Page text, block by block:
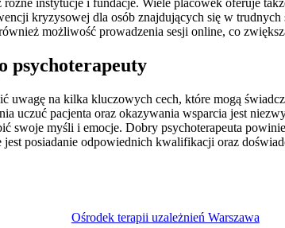
instytucje i fundacje. Wiele placówek oferuje
kryzysowej dla osób znajdujących się w
możliwość prowadzenia sesji online, co
psychoterapeuty
uwagę na kilka kluczowych cech, które mogą
uczuć pacjenta oraz okazywania wsparcia jest
swoje myśli i emocje. Dobry psychoterapeuta
posiadanie odpowiednich kwalifikacji oraz
Ośrodek terapii uzależnień Warszawa